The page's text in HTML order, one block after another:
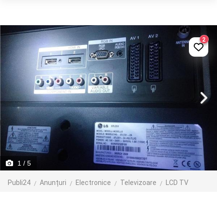
1 / 5
Publi24 Anunțuri Electronice Televizoare LCD TV
2